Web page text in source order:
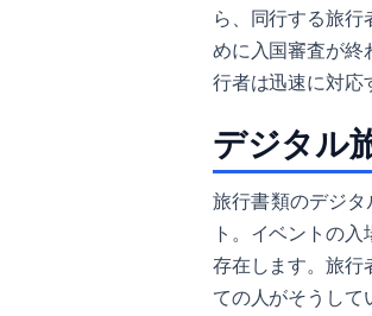
ら、同行する旅
めに入国審査が終
行者は迅速に対応
デジタル
旅行書類のデジ
ト。イベントの
存在します。旅行
ての人がそうして